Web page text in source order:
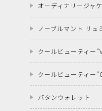
オーディナリージャ
ノーブルマント リュ
クールビューティー
クールビューティー
パタンウォレット